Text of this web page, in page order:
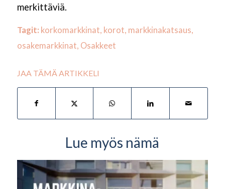
merkittäviä.
Tagit: korkomarkkinat, korot, markkinakatsaus,
osakemarkkinat, Osakkeet
JAA TÄMÄ ARTIKKELI
Lue myös nämä